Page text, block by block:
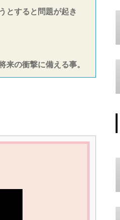
とすると問題が起き
来の衝撃に備える事。